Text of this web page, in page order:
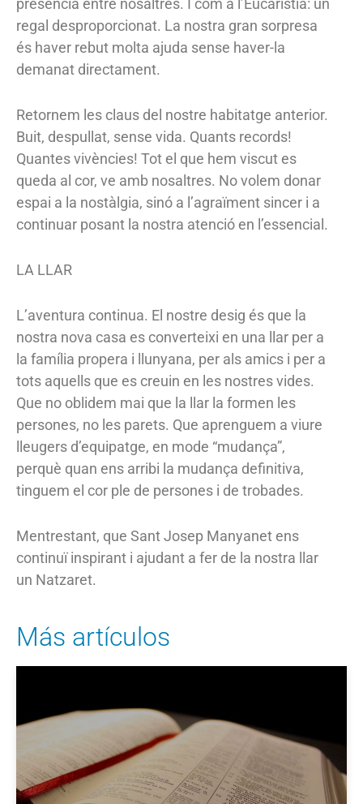
presència entre nosaltres. I com a l’Eucaristia: un
regal desproporcionat. La nostra gran sorpresa
és haver rebut molta ajuda sense haver-la
demanat directament.
Retornem les claus del nostre habitatge anterior.
Buit, despullat, sense vida. Quants records!
Quantes vivències! Tot el que hem viscut es
queda al cor, ve amb nosaltres. No volem donar
espai a la nostàlgia, sinó a l’agraïment sincer i a
continuar posant la nostra atenció en l’essencial.
LA LLAR
L’aventura continua. El nostre desig és que la
nostra nova casa es converteixi en una llar per a
la família propera i llunyana, per als amics i per a
tots aquells que es creuin en les nostres vides.
Que no oblidem mai que la llar la formen les
persones, no les parets. Que aprenguem a viure
lleugers d’equipatge, en mode “mudança”,
perquè quan ens arribi la mudança definitiva,
tinguem el cor ple de persones i de trobades.
Mentrestant, que Sant Josep Manyanet ens
continuï inspirant i ajudant a fer de la nostra llar
un Natzaret.
Más artículos